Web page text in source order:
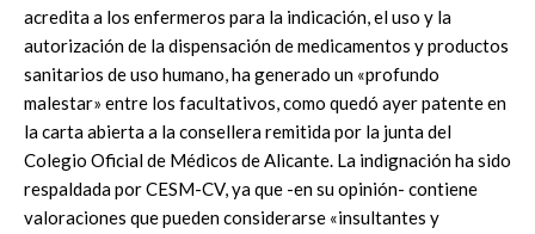
acredita a los enfermeros para la indicación, el uso y la
autorización de la dispensación de medicamentos y productos
sanitarios de uso humano, ha generado un «profundo
malestar» entre los facultativos, como quedó ayer patente en
la carta abierta a la consellera remitida por la junta del
Colegio Oficial de Médicos de Alicante. La indignación ha sido
respaldada por CESM-CV, ya que -en su opinión- contiene
valoraciones que pueden considerarse «insultantes y